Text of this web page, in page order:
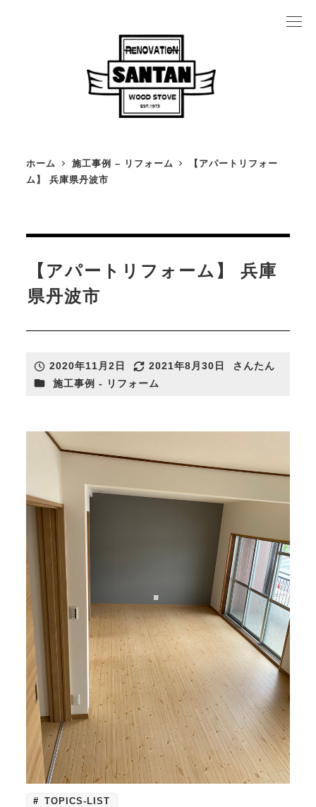
薪ストーブ施工事例
設置の流れ
薪ストーブにかかるお金のこと
リフォーム施工事例
薪ストーブ
リフォーム
ホーム 施工事例 – リフォーム
【アパートリフォー
ム】 兵庫県丹波市
【アパートリフォーム】 兵庫
県丹波市
投稿日
2020年11月2日
更新日
2021年8月30日
著
さんたん
カテゴリー
施工事例 - リフォーム
TOPICS-LIST